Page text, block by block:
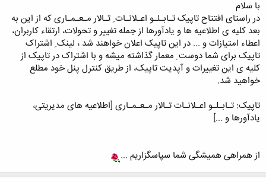
با سلام
در راستای افتتاح تاپیک تـابـلـو اعـلانـات ِ تـالار مـعـمـاری که از این به
بعد کلیه ی اطلاعیه ها و یادآورها از جمله تغییر و تحولات، ارتقاء کاربران،
اعطاء امتیازات و ... در این تاپیک اعلان خواهند شد ، لینک ِ اشتراک
تاپیک برای شما دوست ِ معمار گذاشته میشه و با اشتراک در تاپیک از
کلیه ی این تغییرات و آپدیت تاپیک، از طریق کنترل پنل خود مطلع
خواهید شد.
تاپیک: تـابـلـو اعـلانـات تـالار مـعـمـاری [اطلاعیه های مدیریتی،
یادآورها و ...]
از همراهی همیشگی شما سپاسگزاریم ...